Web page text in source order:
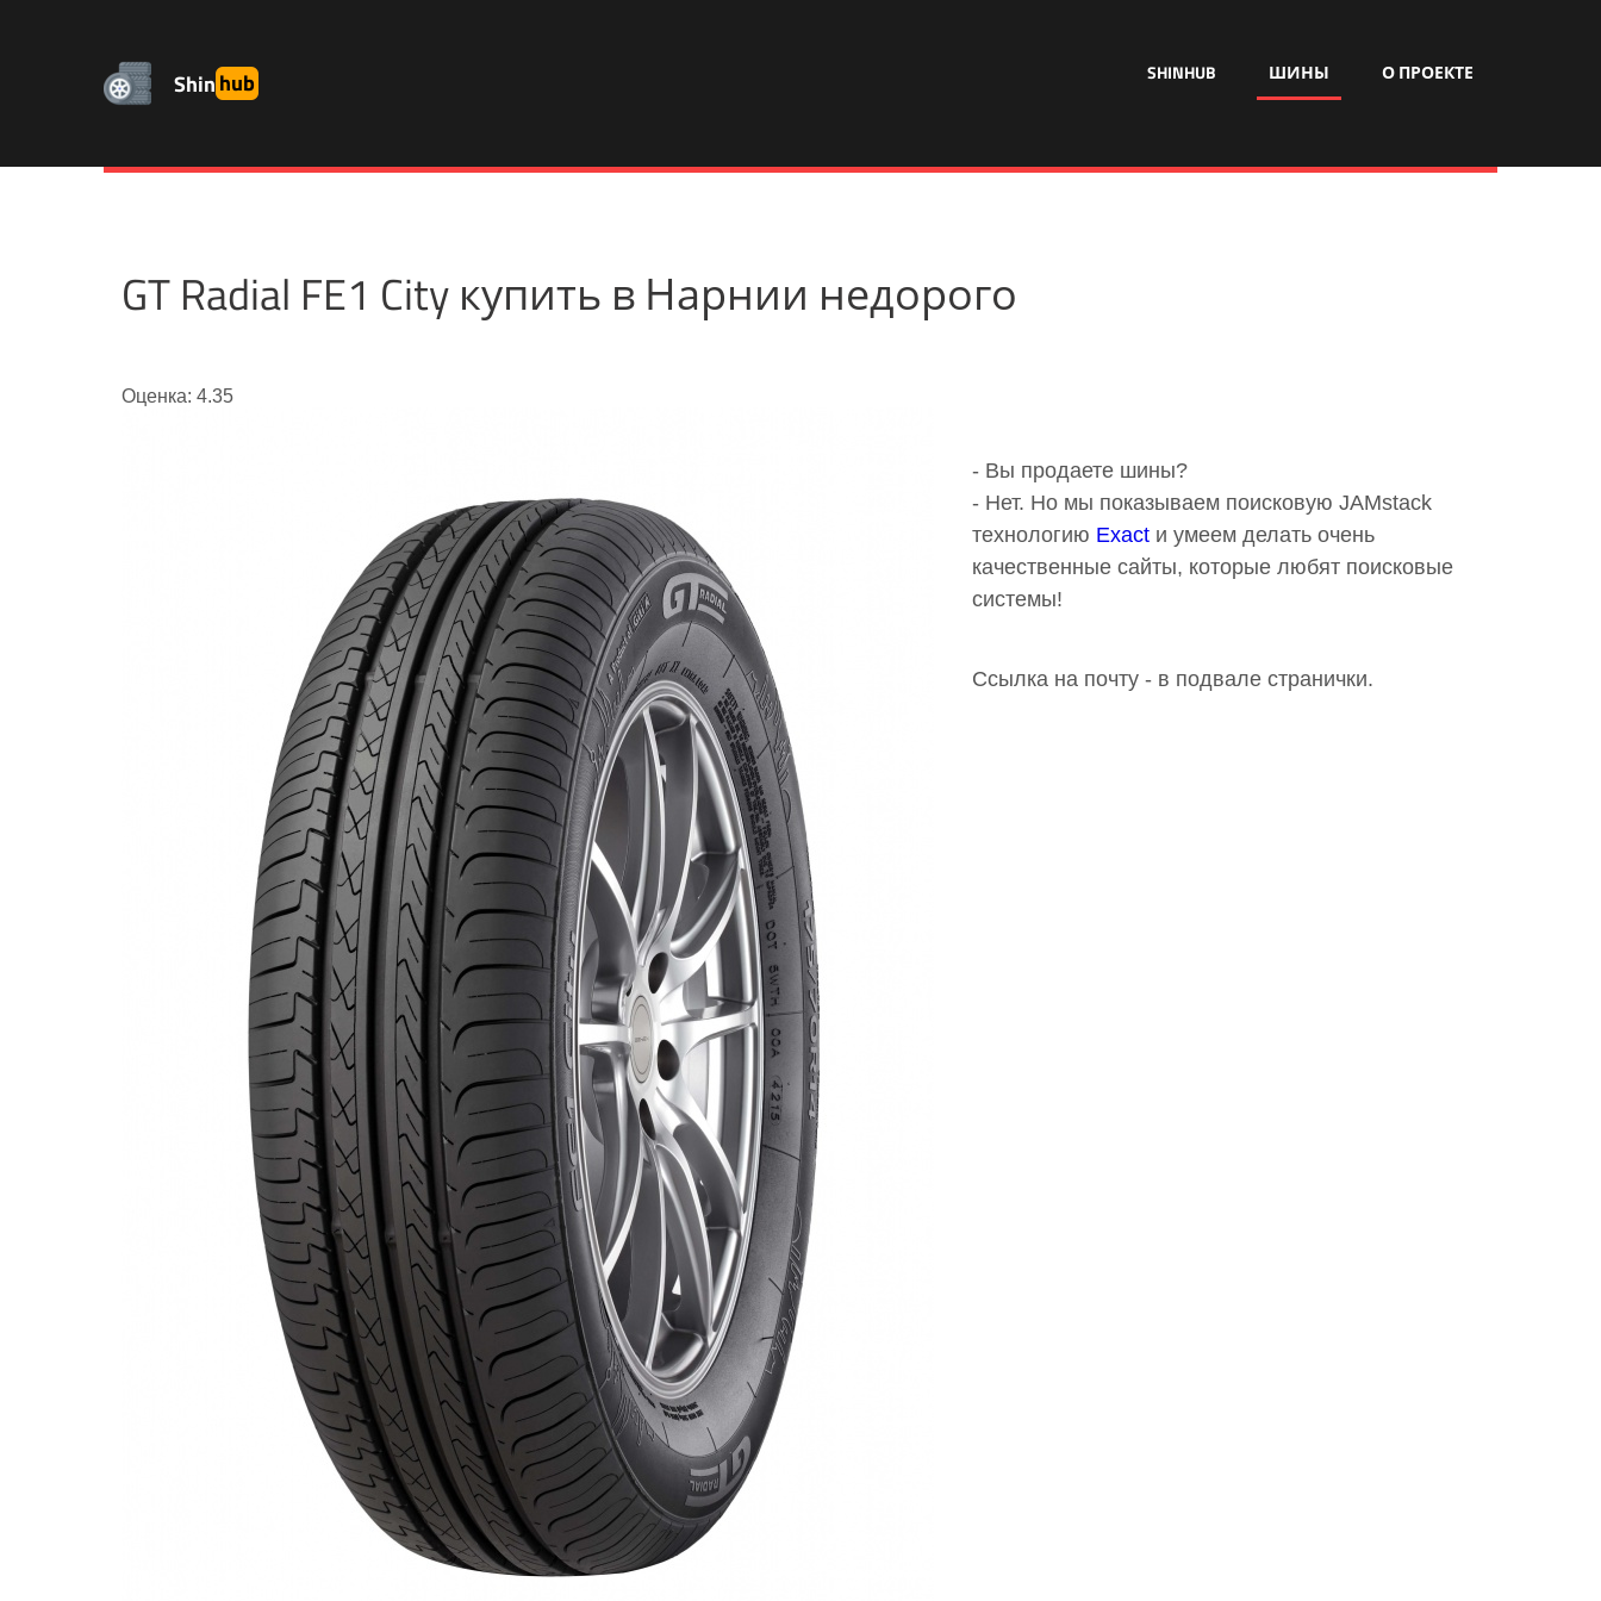
Shinhub SHINHUB ШИНЫ О ПРОЕКТЕ
GT Radial FE1 City купить в Нарнии недорого
Оценка: 4.35
- Вы продаете шины?
- Нет. Но мы показываем поисковую JAMstack
технологию Exact и умеем делать очень
качественные сайты, которые любят поисковые
системы!
Ссылка на почту - в подвале странички.